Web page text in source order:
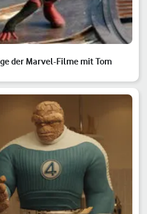
der Marvel-Filme mit Tom